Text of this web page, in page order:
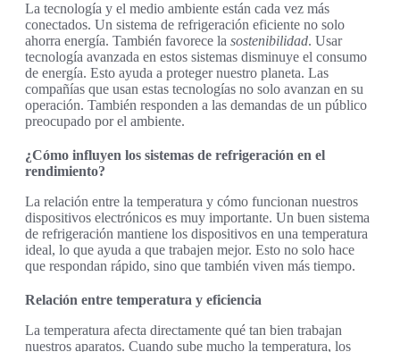
La tecnología y el medio ambiente están cada vez más
conectados. Un sistema de refrigeración eficiente no solo
ahorra energía. También favorece la sostenibilidad. Usar
tecnología avanzada en estos sistemas disminuye el consumo
de energía. Esto ayuda a proteger nuestro planeta. Las
compañías que usan estas tecnologías no solo avanzan en su
operación. También responden a las demandas de un público
preocupado por el ambiente.
¿Cómo influyen los sistemas de refrigeración en el
rendimiento?
La relación entre la temperatura y cómo funcionan nuestros
dispositivos electrónicos es muy importante. Un buen sistema
de refrigeración mantiene los dispositivos en una temperatura
ideal, lo que ayuda a que trabajen mejor. Esto no solo hace
que respondan rápido, sino que también viven más tiempo.
Relación entre temperatura y eficiencia
La temperatura afecta directamente qué tan bien trabajan
nuestros aparatos. Cuando sube mucho la temperatura, los